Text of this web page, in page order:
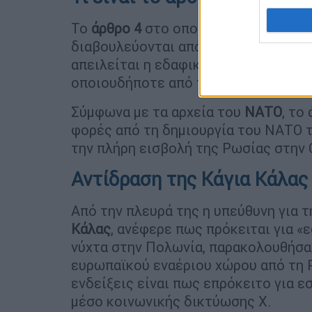
Το άρθρο 4στο οποίο αναφέρθηκε ο
διαβουλεύονται από κοινού όποτε,
απειλείται η εδαφική ακεραιότητα,
οποιουδήποτε από τα Μέρη».
Σύμφωνα με τα αρχεία του ΝΑΤΟ, το
φορές από τη δημιουργία του ΝΑΤΟ
την πλήρη εισβολή της Ρωσίας
Αντίδραση της Κάγια Κάλας
Από την πλευρά της η υπεύθυνη για
Κάλας, ανέφερε πως πρόκειται για
νύχτα στην Πολωνία,
ευρωπαϊκού εναέριου χώρου από τη
ενδείξεις είναι πως επρόκειτο για
μέσο κοινωνικής δικτύωσης X.